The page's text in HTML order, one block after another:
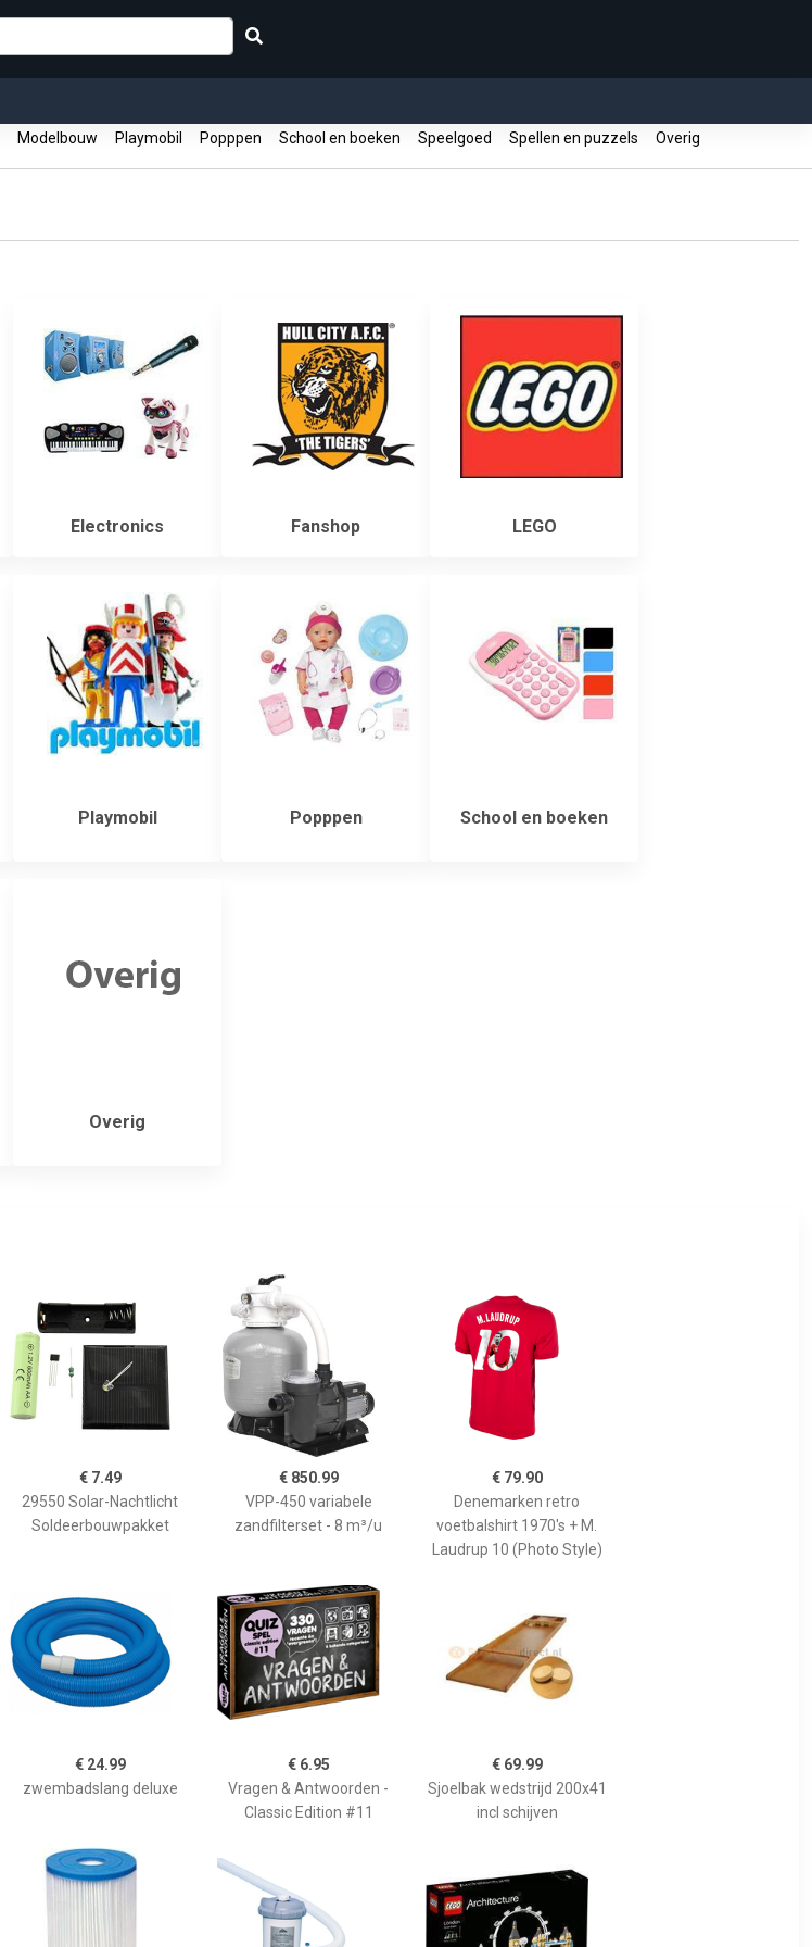
Modelbouw Playmobil Popppen School en boeken Speelgoed Spellen en puzzels Overig
Electronics Fanshop LEGO
Playmobil Popppen School en boeken
Overig
€ 7.49
29550 Solar-Nachtlicht
Soldeerbouwpakket
€ 850.99
VPP-450 variabele
zandfilterset - 8 m³/u
€ 79.90
Denemarken retro
voetbalshirt 1970's + M.
Laudrup 10 (Photo Style)
€ 24.99
zwembadslang deluxe
€ 6.95
Vragen & Antwoorden -
Classic Edition #11
€ 69.99
Sjoelbak wedstrijd 200x41
incl schijven